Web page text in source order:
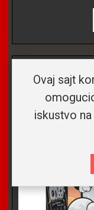
Ovaj sajt
iskustvo